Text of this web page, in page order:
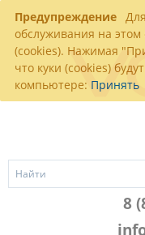
Предупреждение
обслуживания на этом
(cookies). Нажимая
что куки (cookies)
компьютере: Принять
8